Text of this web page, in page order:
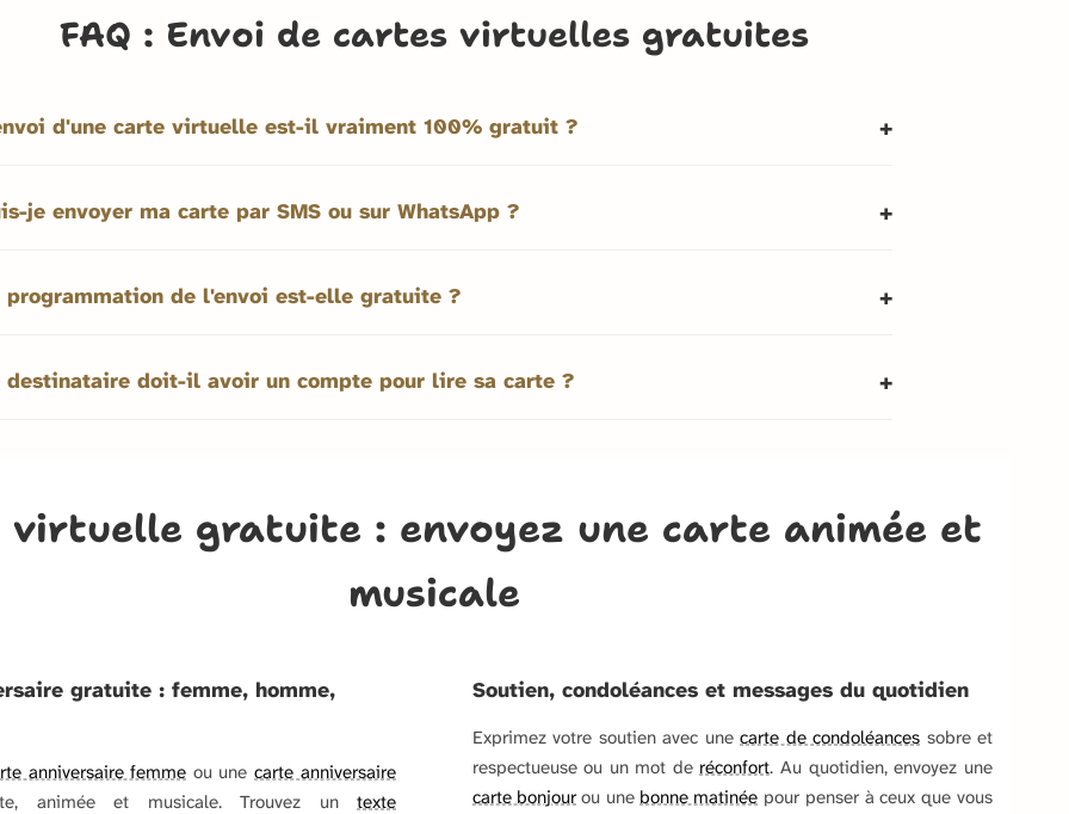
FAQ : Envoi de cartes virtuelles gratuites
d'une carte virtuelle est-il vraiment 100% gratuit ?
je envoyer ma carte par SMS ou sur WhatsApp ?
programmation de l'envoi est-elle gratuite ?
destinataire doit-il avoir un compte pour lire sa carte ?
virtuelle gratuite : envoyez une carte animée et
musicale
gratuite : femme, homme,
anniversaire femme ou une carte anniversaire
animée et musicale. Trouvez un texte
Soutien, condoléances et messages du quotidien
Exprimez votre soutien avec une carte de condoléances sobre et
respectueuse ou un mot de réconfort. Au quotidien, envoyez une
carte bonjour ou une bonne matinée pour penser à ceux que vous